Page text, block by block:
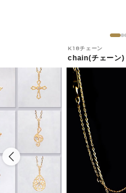
K18チェーン
chain(チェーン)